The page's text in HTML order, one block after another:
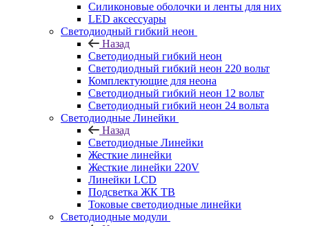
Силиконовые оболочки и ленты для них
LED аксессуары
Светодиодный гибкий неон
Назад
Светодиодный гибкий неон
Светодиодный гибкий неон 220 вольт
Комплектующие для неона
Светодиодный гибкий неон 12 вольт
Светодиодный гибкий неон 24 вольта
Светодиодные Линейки
Назад
Светодиодные Линейки
Жесткие линейки
Жесткие линейки 220V
Линейки LCD
Подсветка ЖК ТВ
Токовые светодиодные линейки
Светодиодные модули